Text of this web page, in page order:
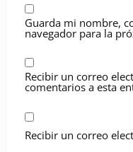
Guarda mi nombre,
navegador para la
Recibir un correo
comentarios a esta
Recibir un correo